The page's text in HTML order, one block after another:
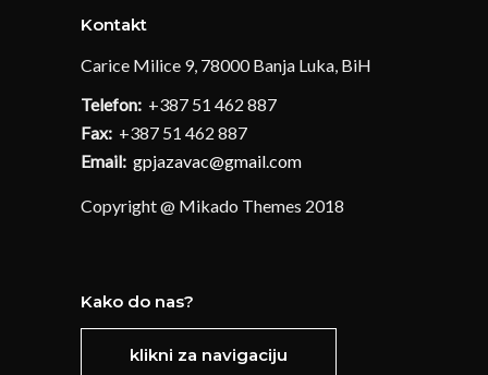
Kontakt
Carice Milice 9, 78000 Banja Luka, BiH
Telefon: +387 51 462 887
Fax: +387 51 462 887
Email: gpjazavac@gmail.com
Copyright @ Mikado Themes 2018
Kako do nas?
klikni za navigaciju